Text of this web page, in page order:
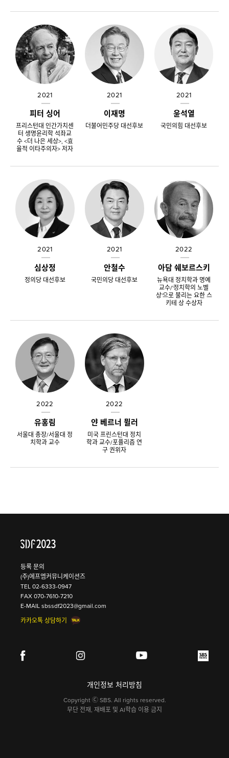
2021
피터 싱어
프리스턴대 인간가치센
터 생명윤리학 석좌교
수 <더 나은 세상>, <효
율적 이타주의자> 저자
2021
이재명
더불어민주당 대선후보
2021
윤석열
국민의힘 대선후보
2021
심상정
정의당 대선후보
2021
안철수
국민의당 대선후보
2022
아담 쉐보르스키
뉴욕대 정치학과 명예
교수/'정치학의 노벨
상'으로 불리는 요한 스
키테 상 수상자
2022
유홍림
서울대 총장/서울대 정
치학과 교수
2022
얀 베르너 뮐러
미국 프린스턴대 정치
학과 교수/포퓰리즘 연
구 권위자
등록 문의
(주)에프엠커뮤니케이션즈
TEL02-6333-0947
FAX 070-7610-7210
E-MAILsbssdf2023@gmail.com
카카오톡 상담하기
개인정보 처리방침
Copyright Ⓒ SBS. All rights reserved.
무단 전재, 재배포 및 AI학습 이용 금지